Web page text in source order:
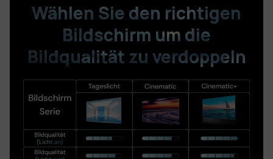
Wählen Sie den richtigen
Bildschirm um die
Bildqualität zu verdoppeln